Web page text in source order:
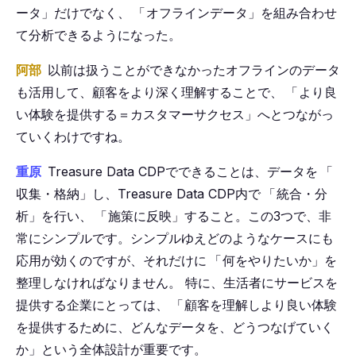
ータ」だけでなく、 「オフラインデータ」を組み合わせ
て分析できるようになった。
阿部 以前は扱うことができなかったオフラインのデータ
も活用して、顧客をより深く理解することで、
「 より良
い体験を提供する＝カスタマーサクセス」へとつながっ
ていくわけですね。
重原 Treasure Data CDPでできることは、データを
「
収集・格納」し、Treasure Data CDP内で 「統合・分
析」を行い、
「施策に反映」すること。この3つで、非
常にシンプルです。シンプルゆえどのようなケースにも
応用が効くのですが、それだけに
「何をやりたいか」を
整理しなければなりません。
特に、生活者にサービスを
提供する企業にとっては、
「顧客を理解しより良い体験
を提供するために、どんなデータを、どうつなげていく
か」という全体設計が重要です。